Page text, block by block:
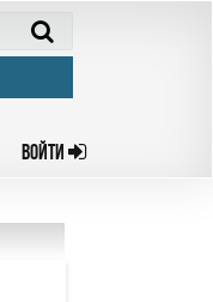
ВОЙТИ